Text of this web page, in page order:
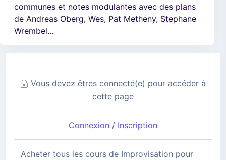
communes et notes modulantes avec des plans
de Andreas Oberg, Wes, Pat Metheny, Stephane
Wrembel...
Vous devez êtres connecté(e) pour accéder à
cette page
Connexion / Inscription
Acheter tous les cours de Improvisation pour